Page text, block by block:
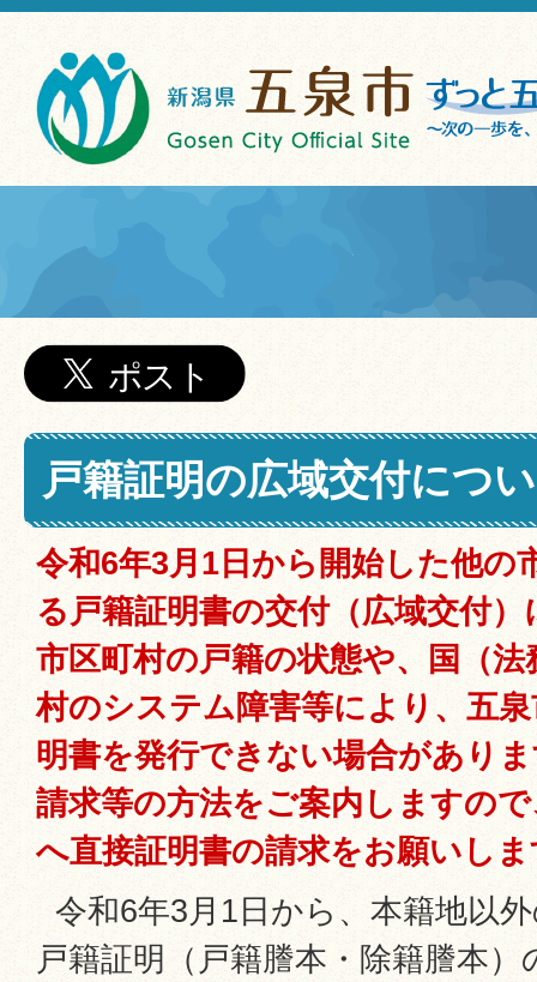
戸籍証明の広域交付につ
令和6年3月1日から開始した他の
る戸籍証明書の交付（広域交付
市区町村の戸籍の状態や、国（
村のシステム障害等により、五
明書を発行できない場合があり
請求等の方法をご案内しますの
へ直接証明書の請求をお願いし
令和6年3月1日から、本籍地以
戸籍証明（戸籍謄本・除籍謄本